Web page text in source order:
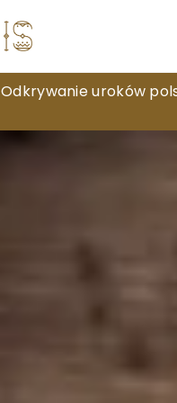
Czy hobby
Odkrywanie uroków
Jak prawidłowo